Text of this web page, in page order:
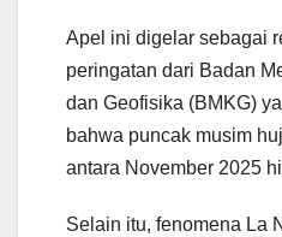
Apel ini digelar sebagai
peringatan dari Badan
dan Geofisika (BMKG)
bahwa puncak musim
antara November 2025
Selain itu, fenomena La